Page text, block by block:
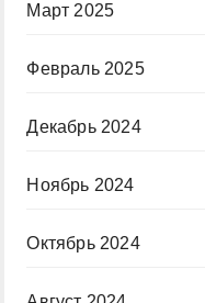
Март 2025
Февраль 2025
Декабрь 2024
Ноябрь 2024
Октябрь 2024